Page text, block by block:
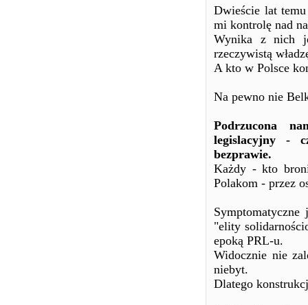
Dwieście lat
mi kontrolę nad
Wynika z nich
rzeczywistą
A kto w Polsce
Na pewno nie
Podrzucona
legislacyjny -
bezprawie.
Każdy - kto
Polakom - przez
"elity
epoką PRL-u.
Widocznie nie
niebyt.
Dlatego